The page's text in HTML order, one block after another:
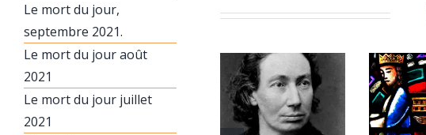
Le mort du jour,
septembre 2021.
Le mort du jour août
2021
Le mort du jour juillet
2021